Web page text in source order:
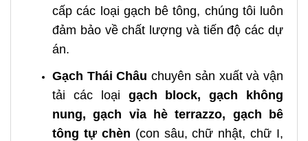
cấp các loại gạch bê tông, chúng tôi luôn
đảm bảo về chất lượng và tiến độ các dự
án.
Gạch Thái Châuchuyên sản xuất và vận
tải các loại gạch block, gạch không
nung, gạch vỉa hè terrazzo, gạch bê
tông tự chèn (con sâu, chữ nhật, chữ I,